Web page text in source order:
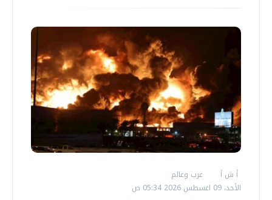
أ ش أ
عرب وعالم
الأحد، 09 اغسطس 2026 05:34 ص